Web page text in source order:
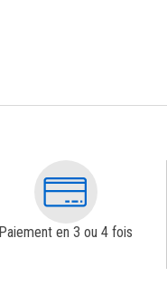
Paiement en 3 ou 4 fois